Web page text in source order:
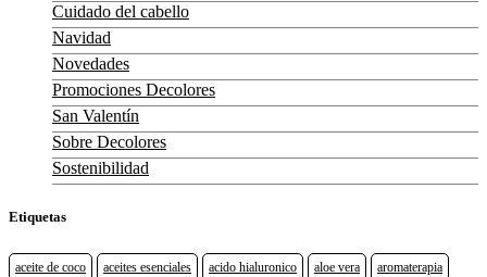
Cuidado del cabello
Navidad
Novedades
Promociones Decolores
San Valentín
Sobre Decolores
Sostenibilidad
Etiquetas
aceite de coco aceites esenciales acido hialuronico aloe vera aromaterapia